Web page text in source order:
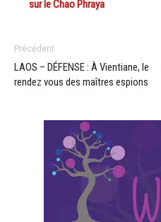
sur le Chao Phraya
Précédent
LAOS – DÉFENSE : À Vientiane, le
rendez vous des maîtres espions